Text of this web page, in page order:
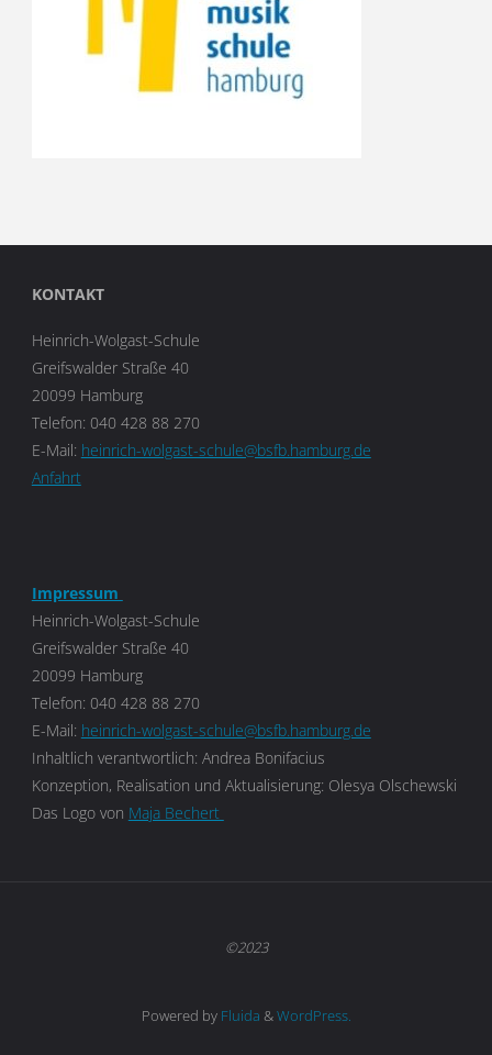
KONTAKT
Heinrich-Wolgast-Schule
Greifswalder Straße 40
20099 Hamburg
Telefon: 040 428 88 270
E-Mail: heinrich-wolgast-schule@bsfb.hamburg.de
Anfahrt
Impressum
Heinrich-Wolgast-Schule
Greifswalder Straße 40
20099 Hamburg
Telefon: 040 428 88 270
E-Mail: heinrich-wolgast-schule@bsfb.hamburg.de
Inhaltlich verantwortlich: Andrea Bonifacius
Konzeption, Realisation und Aktualisierung: Olesya Olschewski
Das Logo von Maja Bechert
©2023
Powered byFluida &WordPress.